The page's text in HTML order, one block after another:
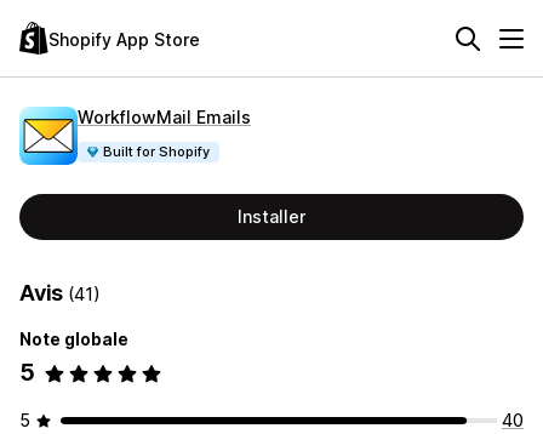
Shopify App Store
WorkflowMail Emails
Built for Shopify
Installer
Avis (41)
Note globale
5
5
40